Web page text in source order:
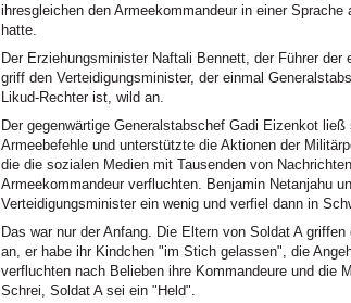
ihresgleichen den Armeekommandeur in einer
hatte.
Der Erziehungsminister Naftali Bennett, der Führer
griff den Verteidigungsminister, der einmal
Likud-Rechter ist, wild an.
Der gegenwärtige Generalstabschef Gadi Eizenkot
Armeebefehle und unterstützte die Aktionen der
die die sozialen Medien mit Tausenden von
Armeekommandeur verfluchten. Benjamin Netanjahu
Verteidigungsminister ein wenig und verfiel dann in
Das war nur der Anfang. Die Eltern von Soldat A
an, er habe ihr Kindchen "im Stich gelassen", die
verfluchten nach Belieben ihre Kommandeure und die
Schrei, Soldat A sei ein "Held".